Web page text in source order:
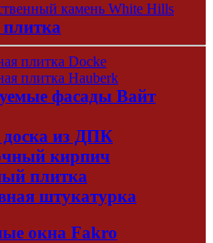
камень White Hills
плитка Docke
плитка Hauberk
фасады Вайт
доска из ДПК
кирпич
плитка
штукатурка
окна Fakro